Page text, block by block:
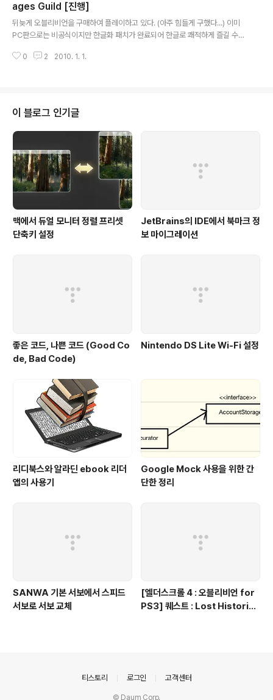
--------------------------------------------------------- Bruma
Recommendation [완료] Jea..
ages Guild [진행]
뒤늦게 오블리비언을 구매하여 플레이하고 있다. (아주 힘들게 구했다...) 이미
PC판으로는 비공식이지만 한글화 패치가 완료되어 한글로 쾌적하게 즐길 수
있다. 어디 물어볼 곳도 마땅치 않고 하여 이곳에 적으니 틀리게 번역된 부분은
--------------------------------------------------------- Join th
e Mages Guild [진행] I h..
0 2 2010. 1. 1.
이 블로그 인기글
맥에서 듀얼 모니터 정렬 프리셋
단축키 설정
JetBrains의 IDE에서 북마크 정
보 마이그레이션
좋은 코드, 나쁜 코드 (Good Co
de, Bad Code)
Nintendo DS Lite Wi-Fi 설정
리디북스와 알라딘 ebook 리더
앱의 사용기
Google Mock 사용을 위한 간
단한 정리
SANWA 기본 서보에서 스피드
서보로 서보 교체
[엘더스크롤 4 : 오블리비언 for
PS3] 퀘스트 : Lost Histories
티스토리 로그인 고객센터
© Daum Corp.